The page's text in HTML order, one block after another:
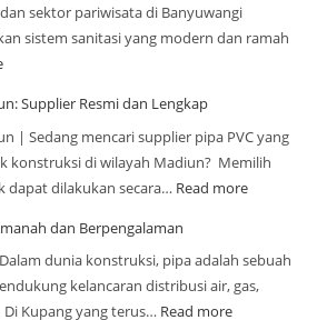
sektor pariwisata di Banyuwangi
sistem sanitasi yang modern dan ramah
Supplier Resmi dan Lengkap
| Sedang mencari supplier pipa PVC yang
konstruksi di wilayah Madiun? Memilih
dapat dilakukan secara… Read more
dan Berpengalaman
dunia konstruksi, pipa adalah sebuah
kelancaran distribusi air, gas,
Kupang yang terus… Read more